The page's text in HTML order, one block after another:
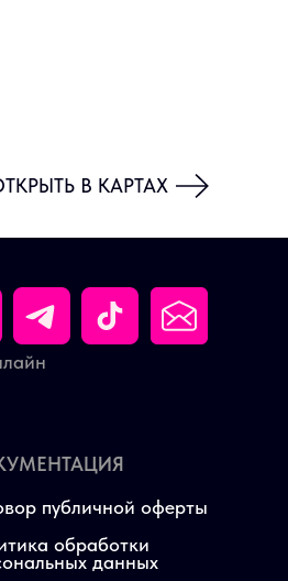
В КАРТАХ
публичной оферты
обработки
данных